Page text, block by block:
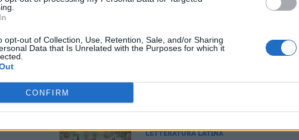
opt-out of Collection, Use, Retention, Sale, and/or Sharing
Data that Is Unrelated with the Purposes for which it
CONFIRM
LETTERATURA LATINA
LETTERATURA LATINA